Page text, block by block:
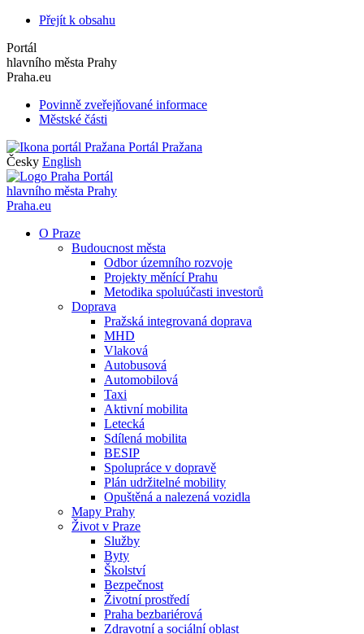
Přejít k obsahu
Portál
hlavního města Prahy
Praha.eu
Povinně zveřejňované informace
Městské části
Portál Pražana
Česky English
Portál
hlavního města Prahy
Praha.eu
O Praze
Budoucnost města
Odbor územního rozvoje
Projekty měnící Prahu
Metodika spoluúčasti investorů
Doprava
Pražská integrovaná doprava
MHD
Vlaková
Autobusová
Automobilová
Taxi
Aktivní mobilita
Letecká
Sdílená mobilita
BESIP
Spolupráce v dopravě
Plán udržitelné mobility
Opuštěná a nalezená vozidla
Mapy Prahy
Život v Praze
Služby
Byty
Školství
Bezpečnost
Životní prostředí
Praha bezbariérová
Zdravotní a sociální oblast